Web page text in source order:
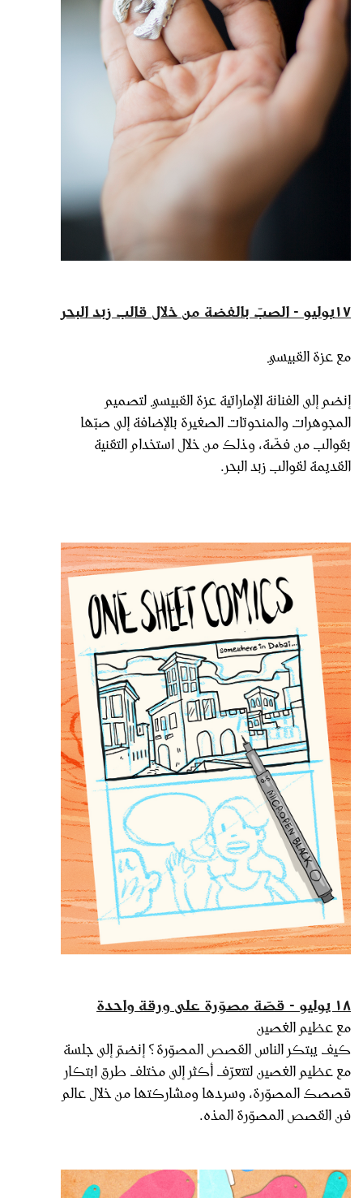
١٧يوليو - الصبّ بالفضة من خلال قالب زبد البحر
مع عزة القبيسي
إنضم إلى الفنانة الإماراتية عزة القبيسي لتصميم
المجوهرات والمنحوتات الصغيرة بالإضافة إلى صبّها
بقوالب من فضّة، وذلك من خلال استخدام التقنية
القديمة لقوالب زبد البحر.
١٨ يوليو - قصّة مصوّرة على ورقة واحدة
مع عظيم الغصين
كيف يبتكر الناس القصص المصوّرة؟ إنضمّ إلى جلسة
مع عظيم الغصين لتتعرّف أكثر إلى مختلف طرق ابتكار
قصصك المصوّرة، وسردها ومشاركتها من خلال عالم
فن القصص المصوّرة المذه.